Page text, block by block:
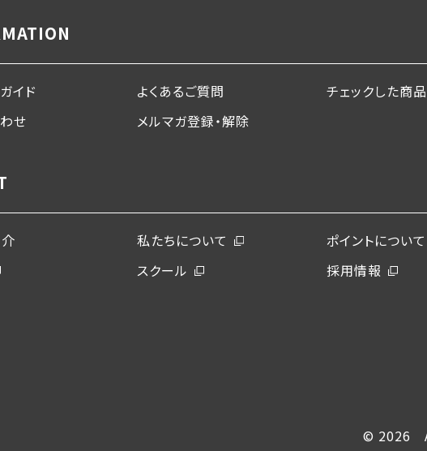
イド よくあるご質問 チェックした商品
せ
メルマガ登録・解除
私たちについて ポイントについて
スクール
採用情報
© 2026